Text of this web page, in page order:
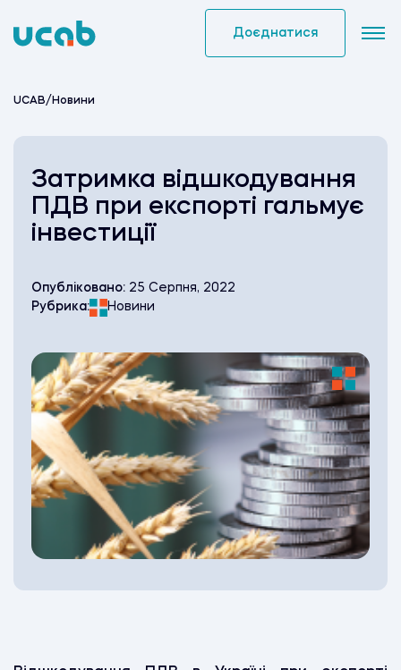
to
Доєднатися
UCAB/ Новини
Затримка відшкодування
ПДВ при експорті гальмує
інвестиції
Опубліковано: 25 Серпня, 2022
Рубрика:
Новини